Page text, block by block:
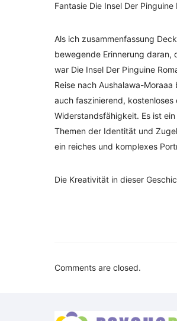
Fantasie Die Insel Der
Als ich zusammenfassung
bewegende Erinnerung daran,
war Die Insel Der Pinguine
Reise nach Aushalawa-
auch faszinierend, kostenloses
Widerstandsfähigkeit. Es ist
Themen der Identität und
ein reiches und komplexes
Die Kreativität in dieser
Comments are closed.